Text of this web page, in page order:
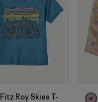
Roy Skies T-